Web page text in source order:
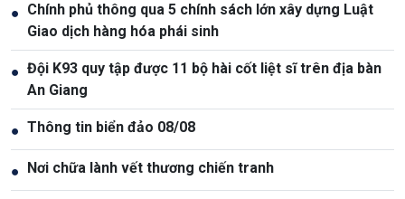
● Chính phủ thông qua 5 chính sách lớn xây dựng Luật
Giao dịch hàng hóa phái sinh
● Đội K93 quy tập được 11 bộ hài cốt liệt sĩ trên địa bàn
An Giang
● Thông tin biển đảo 08/08
● Nơi chữa lành vết thương chiến tranh